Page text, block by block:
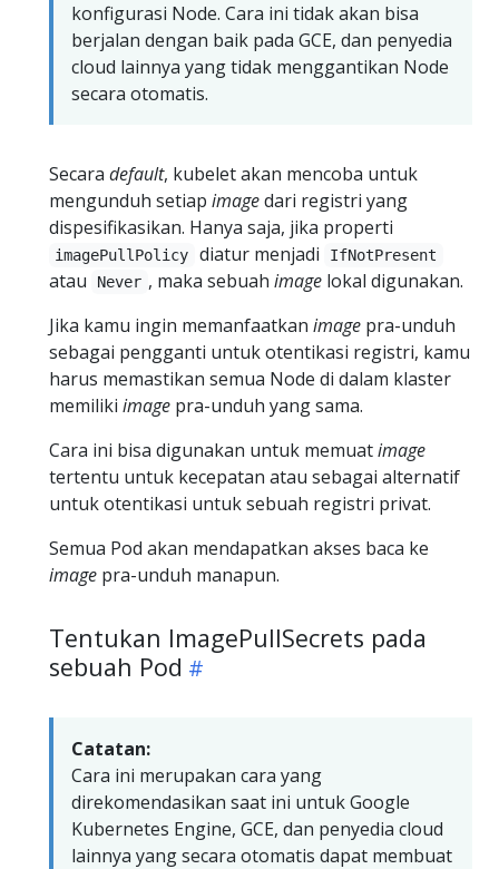
konfigurasi Node. Cara ini tidak akan bisa
berjalan dengan baik pada GCE, dan penyedia
cloud lainnya yang tidak menggantikan Node
secara otomatis.
Secara default, kubelet akan mencoba untuk
mengunduh setiap imagedari registri yang
dispesifikasikan. Hanya saja, jika properti
imagePullPolicy diatur menjadi IfNotPresent
atau Never , maka sebuah imagelokal digunakan.
Jika kamu ingin memanfaatkan image pra-unduh
sebagai pengganti untuk otentikasi registri, kamu
harus memastikan semua Node di dalam klaster
memiliki image pra-unduh yang sama.
Cara ini bisa digunakan untuk memuatimage
tertentu untuk kecepatan atau sebagai alternatif
untuk otentikasi untuk sebuah registri privat.
Semua Pod akan mendapatkan akses baca ke
image pra-unduh manapun.
Tentukan ImagePullSecrets pada
sebuah Pod
Catatan:
Cara ini merupakan cara yang
direkomendasikan saat ini untuk Google
Kubernetes Engine, GCE, dan penyedia cloud
lainnya yang secara otomatis dapat membuat